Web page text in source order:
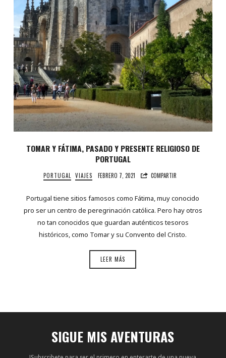
TOMAR Y FÁTIMA, PASADO Y PRESENTE RELIGIOSO DE
PORTUGAL
PORTUGAL VIAJES FEBRERO 7, 2021 COMPARTIR
Portugal tiene sitios famosos como Fátima, muy conocido
pro ser un centro de peregrinación católica. Pero hay otros
no tan conocidos que guardan auténticos tesoros
históricos, como Tomar y su Convento del Cristo.
LEER MÁS
SIGUE MIS AVENTURAS